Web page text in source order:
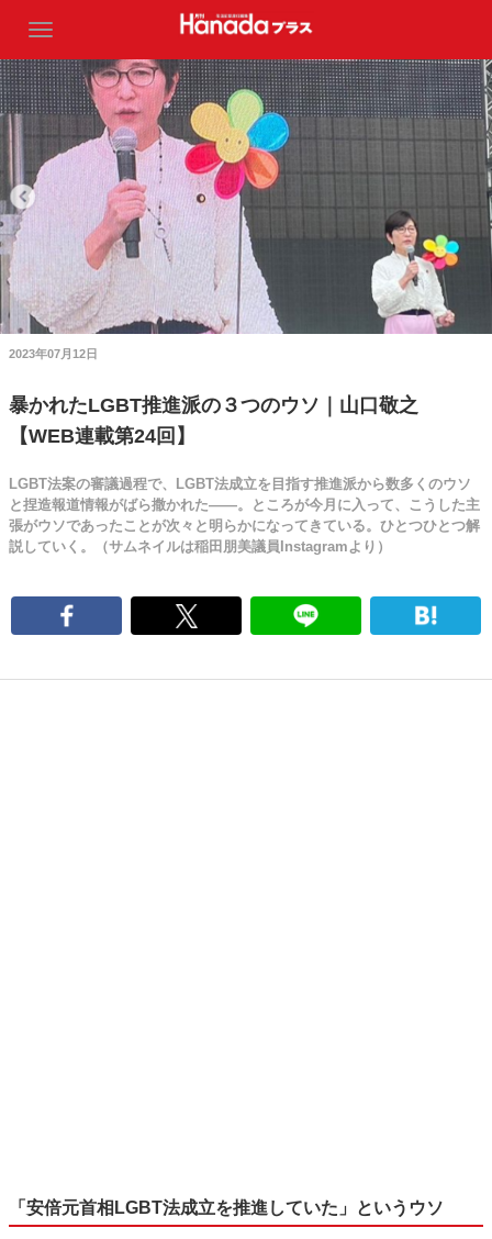
2023年07月12日
暴かれたLGBT推進派の３つのウソ｜山口敬之
【WEB連載第24回】
LGBT法案の審議過程で、LGBT法成立を目指す推進派から数多くのウソ
と捏造報道情報がばら撒かれた――。ところが今月に入って、こうした主
張がウソであったことが次々と明らかになってきている。ひとつひとつ解
説していく。（サムネイルは稲田朋美議員Instagramより）
「安倍元首相LGBT法成立を推進していた」というウソ